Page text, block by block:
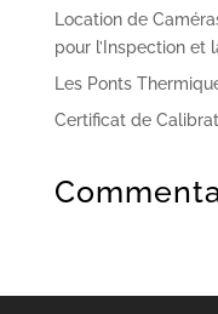
Location de
pour l’Inspection et
Les Ponts
Certificat de